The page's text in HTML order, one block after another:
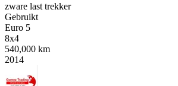
zware last trekker
Gebruikt
Euro 5
8x4
540,000 km
2014